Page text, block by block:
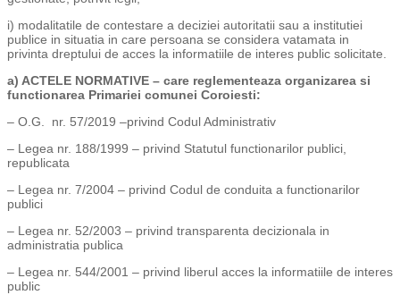
i) modalitatile de contestare a deciziei autoritatii sau a institutiei
publice in situatia in care persoana se considera vatamata in
privinta dreptului de acces la informatiile de interes public solicitate.
a) ACTELE NORMATIVE – care reglementeaza organizarea si
functionarea Primariei comunei Coroiesti:
– O.G. nr. 57/2019 –privind Codul Administrativ
– Legea nr. 188/1999 – privind Statutul functionarilor publici,
republicata
– Legea nr. 7/2004 – privind Codul de conduita a functionarilor
publici
– Legea nr. 52/2003 – privind transparenta decizionala in
administratia publica
– Legea nr. 544/2001 – privind liberul acces la informatiile de interes
public